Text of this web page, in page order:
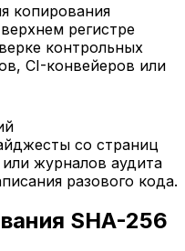
копирования
регистре
контрольных
CI-конвейеров или
со страниц
журналов аудита
разового кода.
SHA-256